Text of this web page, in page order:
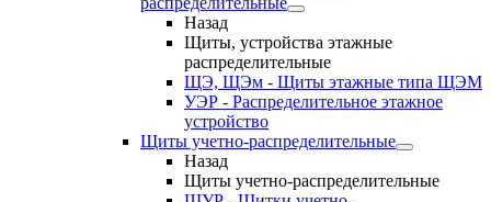
Назад
Щиты, устройства этажные
распределительные
ЩЭ, ЩЭм - Щиты этажные типа ЩЭМ
УЭР - Распределительное этажное
устройство
Щиты учетно-распределительные
Назад
Щиты учетно-распределительные